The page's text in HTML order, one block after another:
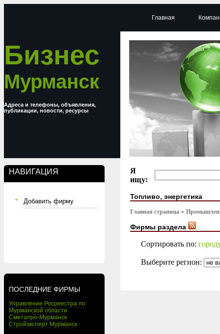
Бизнес
Мурманск
Адреса и телефоны, объявления,
публикации, новости, ресурсы
НАВИГАЦИЯ
Добавить фирму
ПОСЛЕДНИЕ ФИРМЫ
Управление Росреестра по
Мурманской области
Сметапро-Мурманск
Стройэксперт Мурманск
Главная
Я
ищу:
Топливо, энергетика
Главная страница
Фирмы раздела
Сортировать по:
Выберите регион: